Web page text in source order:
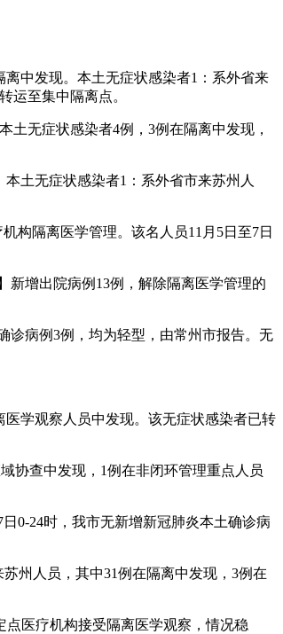
中发现。本土无症状感染者1：系外省来
运至集中隔离点。
土无症状感染者4例，3例在隔离中发现，
土无症状感染者1：系外省市来苏州人
构隔离医学管理。该名人员11月5日至7日
新增出院病例13例，解除隔离医学管理的
诊病例3例，均为轻型，由常州市报告。无
医学观察人员中发现。该无症状感染者已转
协查中发现，1例在非闭环管理重点人员
0-24时，我市无新增新冠肺炎本土确诊病
州人员，其中31例在隔离中发现，3例在
点医疗机构接受隔离医学观察，情况稳